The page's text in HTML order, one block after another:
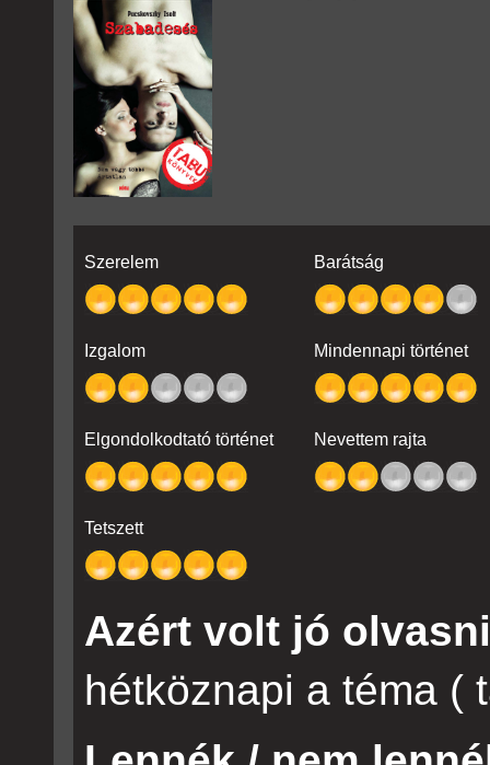
Szerelem Barátság
Izgalom Mindennapi történet
Elgondolkodtató történet Nevettem rajta
Tetszett
Azért volt jó
hétköznapi a téma (